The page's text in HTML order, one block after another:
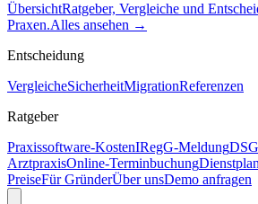
ÜbersichtRatgeber, Vergleiche und
Praxen.Alles ansehen →
Entscheidung
VergleicheSicherheitMigrationReferenzen
Ratgeber
Praxissoftware-KostenIRegG-Meldung
ArztpraxisOnline-TerminbuchungDienstplan
PreiseFür GründerÜber unsDemo anfragen